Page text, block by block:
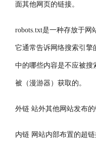
面其他网页的链接。
robots.txt是一种存放于网
它通常告诉网络搜索引擎
中的哪些内容是不应被搜
被（漫游器）获取的。
外链 站外其他网站发布的
内链 网站内部布置的超链